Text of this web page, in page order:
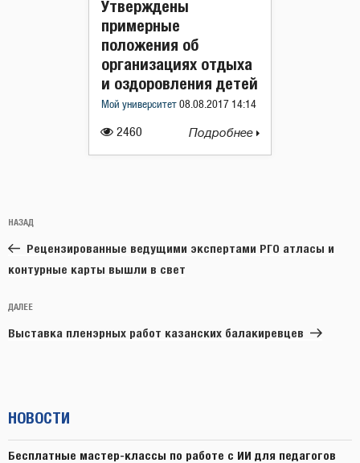
2460
Утверждены
примерные
положения об
организациях отдыха
и оздоровления детей
Мой университет 08.08.2017 14:14
Подробнее
по
записям
Предыдущая
запись:
НАЗАД
Рецензированные ведущими экспертами РГО атласы и
контурные карты вышли в свет
Следующая
запись
ДАЛЕЕ
Выставка пленэрных работ казанских балакиревцев
НОВОСТИ
Бесплатные мастер-классы по работе с ИИ для педагогов